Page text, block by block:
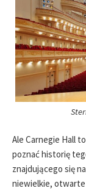
Ale Carnegie Hall
poznać historię
znajdującego się
niewielkie, otwarte